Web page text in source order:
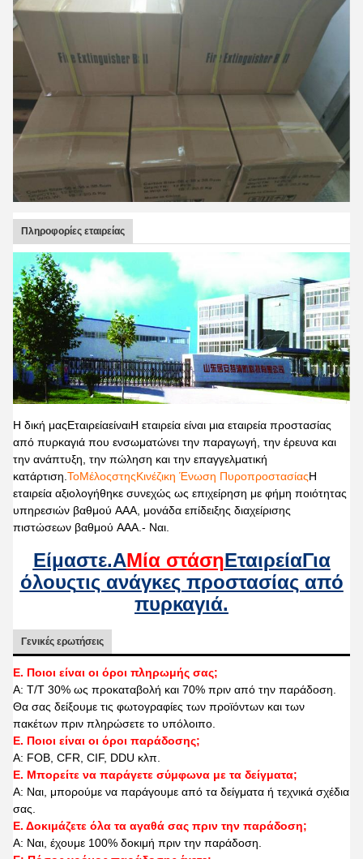
Πληροφορίες εταιρείας
Η δική μαςΕταιρείαείναιΗ εταιρεία είναι μια εταιρεία προστασίας
από πυρκαγιά που ενσωματώνει την παραγωγή, την έρευνα και
την ανάπτυξη, την πώληση και την επαγγελματική
κατάρτιση. ΤοΜέλοςστηςΚινέζικη Ένωση ΠυροπροστασίαςΗ
εταιρεία αξιολογήθηκε συνεχώς ως επιχείρηση με φήμη ποιότητας
υπηρεσιών βαθμού AAA, μονάδα επίδειξης διαχείρισης
πιστώσεων βαθμού AAA. - Ναι.
Είμαστε.ΑΜία στάσηΕταιρείαΓια
όλουςτις ανάγκες προστασίας από
πυρκαγιά.
Γενικές ερωτήσεις
Ε. Ποιοι είναι οι όροι πληρωμής σας;
Α: T/T 30% ως προκαταβολή και 70% πριν από την παράδοση.
Θα σας δείξουμε τις φωτογραφίες των προϊόντων και των
πακέτων πριν πληρώσετε το υπόλοιπο.
Ε. Ποιοι είναι οι όροι παράδοσης;
Α: FOB, CFR, CIF, DDU κλπ.
Ε. Μπορείτε να παράγετε σύμφωνα με τα δείγματα;
Α: Ναι, μπορούμε να παράγουμε από τα δείγματα ή τεχνικά σχέδια
σας.
Ε. Δοκιμάζετε όλα τα αγαθά σας πριν την παράδοση;
Α: Ναι, έχουμε 100% δοκιμή πριν την παράδοση.